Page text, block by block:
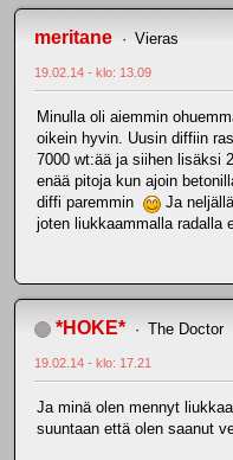
meritane Vieras
19.02.14 - klo: 13.09
Minulla oli aiemmin
oikein hyvin. Uusin diffiin
7000 wt:ää ja siihen lisäksi
enää pitoja kun ajoin
diffi paremmin
Ja
joten liukkaammalla radalla
*HOKE* The Doctor
19.02.14 - klo: 17.21
Ja minä olen mennyt
suuntaan että olen saanut